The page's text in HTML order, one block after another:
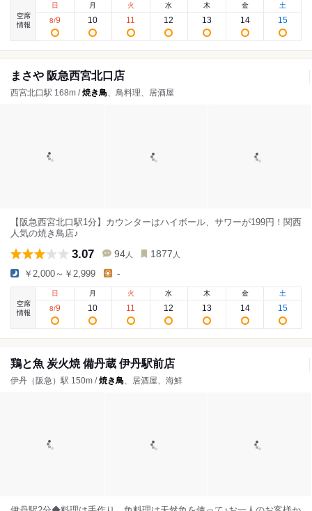
空席
情報
日
8/9
月
10
火
11
水
12
木
13
金
14
土
15
まさや 阪急西宮北口店
西宮北口駅 168m /焼き鳥、鳥料理、居酒屋
【阪急西宮北口駅1分】カウンターはハイボール、サワーが199円！関西
人気の焼き鳥店♪
3.07 94 人 1877 人
￥2,000～￥2,999 -
空席
情報
日
8/9
月
10
火
11
水
12
木
13
金
14
土
15
鶏と魚 炭火焼 備丹蔵 伊丹駅前店
伊丹（阪急）駅 150m /焼き鳥、居酒屋、海鮮